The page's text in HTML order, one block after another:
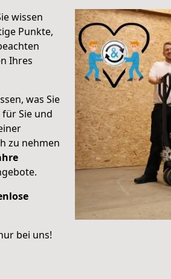
wissen
Punkte,
Ihres
was Sie
Sie und
zu nehmen
bei uns!